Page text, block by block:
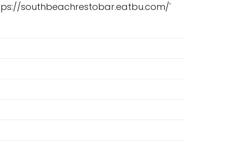
southbeachrestobar.eatbu.com/'